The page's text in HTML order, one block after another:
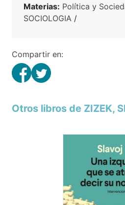
Materias: Política y
SOCIOLOGIA /
Compartir en:
Otros libros de ZIZEK,